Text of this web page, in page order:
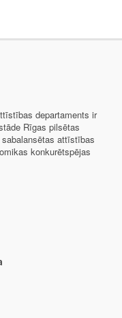
departaments ir
Rīgas pilsētas
attīstības
konkurētspējas